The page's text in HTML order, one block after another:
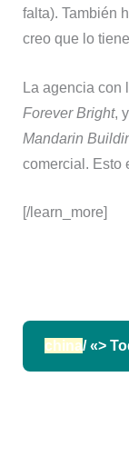
falta). También
creo que lo
La agencia con
Forever Bright,
Mandarin
comercial. Esto
[/learn_more]
china/ «>